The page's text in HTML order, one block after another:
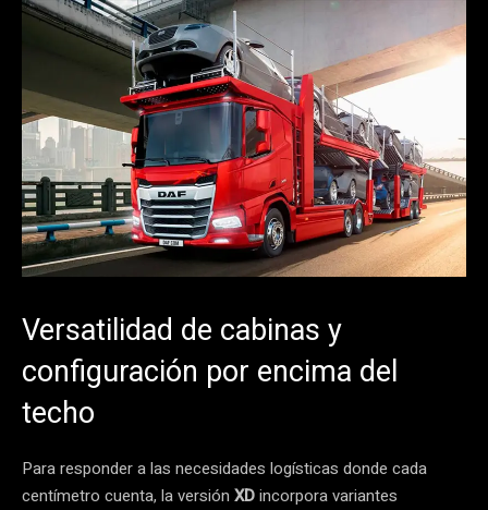
Versatilidad de cabinas y
configuración por encima del
techo
Para responder a las necesidades logísticas donde cada
centímetro cuenta, la versión XDincorpora variantes